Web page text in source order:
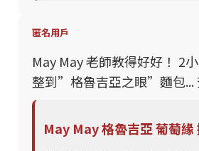
匿名用戶
May May 老師教得好好！ 2
整到”格魯吉亞之眼”麵包...
May May 格魯吉亞 葡萄緣